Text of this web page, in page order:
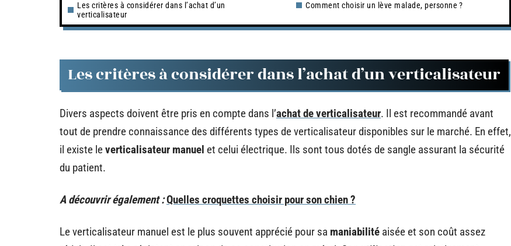
Les critères à considérer dans l’achat d’un
verticalisateur
Comment choisir un lève malade, personne ?
Les critères à considérer dans l’achat d’un verticalisateur
Divers aspects doivent être pris en compte dans l’achat de verticalisateur. Il est recommandé avant
tout de prendre connaissance des différents types de verticalisateur disponibles sur le marché. En effet,
il existe leverticalisateur manuel et celui électrique. Ils sont tous dotés de sangle assurant la sécurité
du patient.
A découvrir également :Quelles croquettes choisir pour son chien ?
Le verticalisateur manuel est le plus souvent apprécié pour sa maniabilité aisée et son coût assez